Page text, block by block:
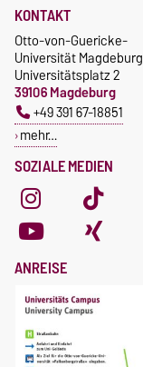
SOZIALE MEDIEN
KONTAKT
Otto-von-Guericke-
Universität Magdeburg
Universitätsplatz 2
39106 Magdeburg
+49 391 67-18851
mehr…
ANREISE